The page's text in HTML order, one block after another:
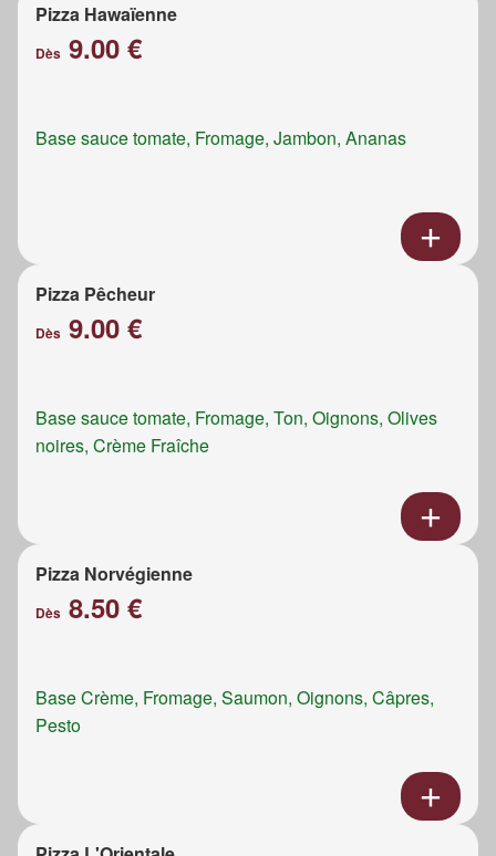
Pizza Hawaïenne
Dès 9.00 €
Base sauce tomate, Fromage, Jambon, Ananas
Pizza Pêcheur
Dès 9.00 €
Base sauce tomate, Fromage, Ton, Oignons, Olives
noires, Crème Fraîche
Pizza Norvégienne
Dès 8.50 €
Base Crème, Fromage, Saumon, Oignons, Câpres,
Pesto